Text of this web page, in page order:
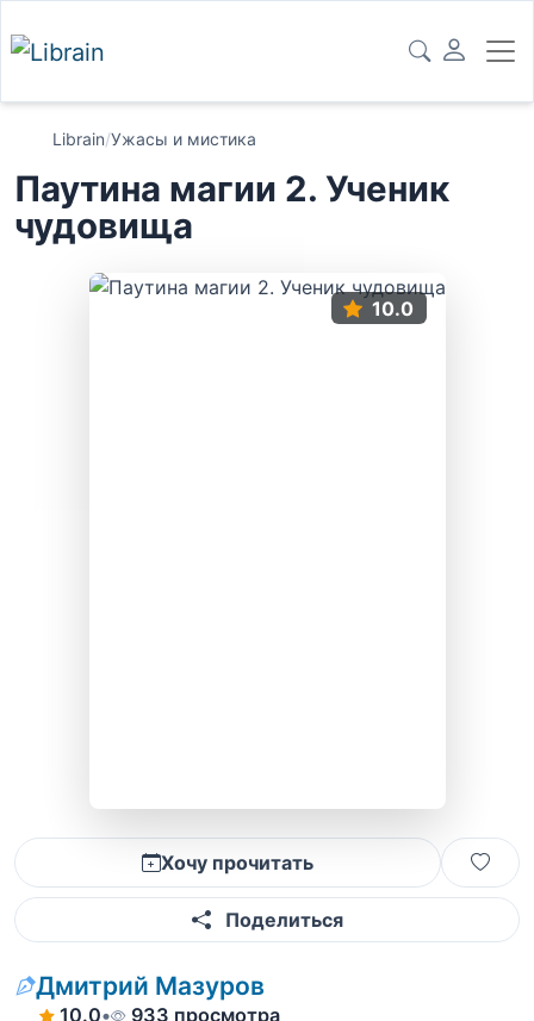
Librain/Ужасы и мистика
Паутина магии 2. Ученик
чудовища
10.0
Хочу прочитать
Поделиться
Дмитрий Мазуров
10.0• 933 просмотра